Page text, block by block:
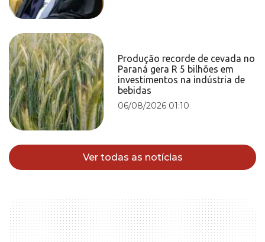
Produção recorde de cevada no
Paraná gera R 5 bilhões em
investimentos na indústria de
bebidas
06/08/2026 01:10
Ver todas as notícias